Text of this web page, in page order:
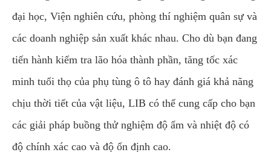
đại học, Viện nghiên cứu, phòng thí nghiệm quân sự và
các doanh nghiệp sản xuất khác nhau. Cho dù bạn đang
tiến hành kiểm tra lão hóa thành phần, tăng tốc xác
minh tuổi thọ của phụ tùng ô tô hay đánh giá khả năng
chịu thời tiết của vật liệu, LIB có thể cung cấp cho bạn
các giải pháp buồng thử nghiệm độ ẩm và nhiệt độ có
độ chính xác cao và độ ổn định cao.